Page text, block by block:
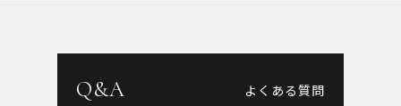
Q&A よくある質問